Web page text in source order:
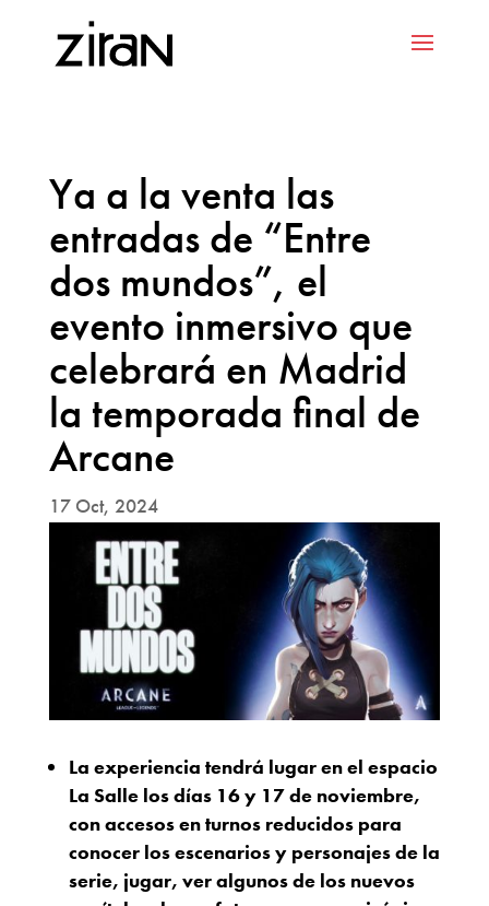
Ya a la venta las
entradas de “Entre
dos mundos”, el
evento inmersivo que
celebrará en Madrid
la temporada final de
Arcane
17 Oct, 2024
La experiencia tendrá lugar en el espacio
La Salle los días 16 y 17 de noviembre,
con accesos en turnos reducidos para
conocer los escenarios y personajes de la
serie, jugar, ver algunos de los nuevos